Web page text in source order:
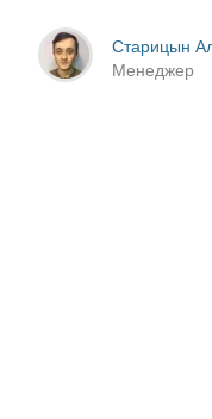
Старицын
Менеджер